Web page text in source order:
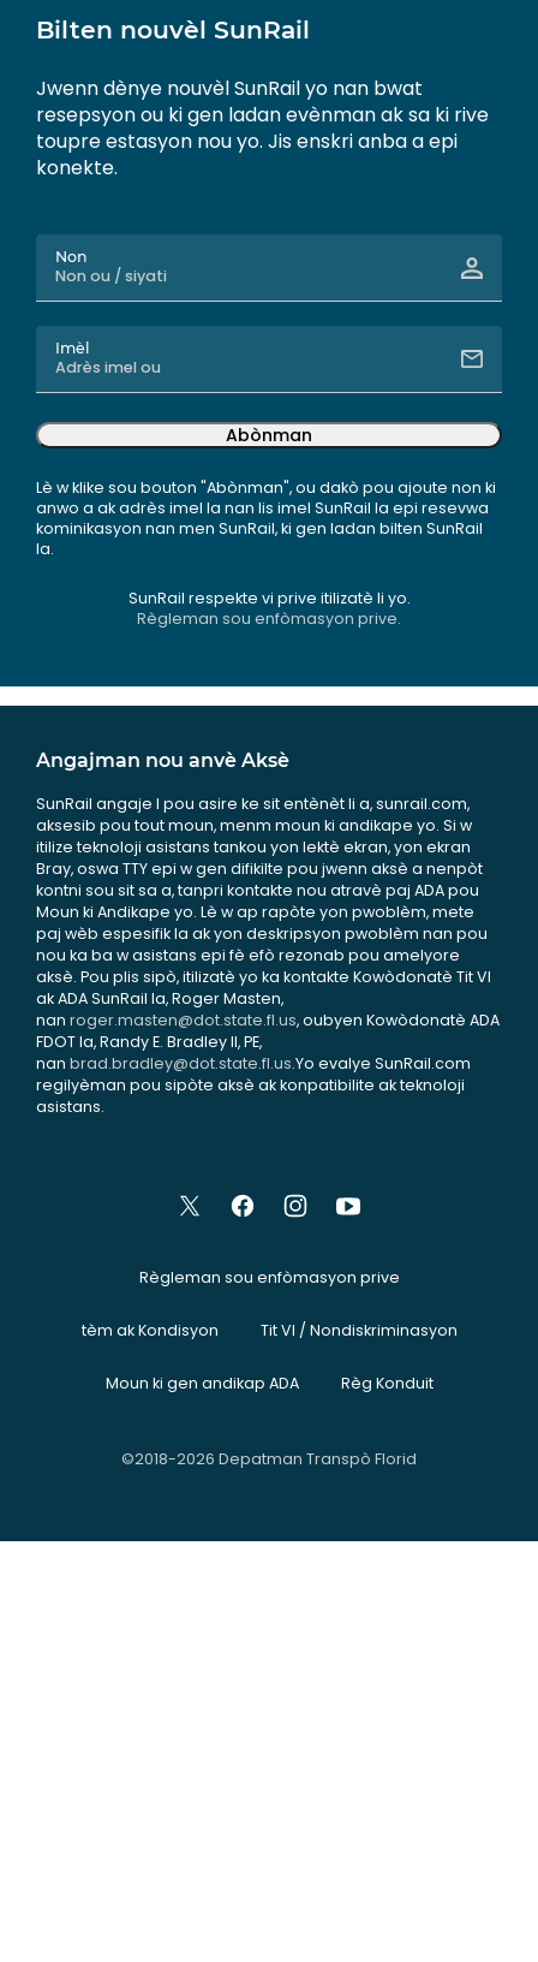
Bilten nouvèl SunRail
Jwenn dènye nouvèl SunRail yo nan bwat
resepsyon ou ki gen ladan evènman ak sa ki rive
toupre estasyon nou yo. Jis enskri anba a epi
konekte.
Non
Imèl
Abònman
Lè w klike sou bouton "Abònman", ou dakò pou ajoute non ki
anwo a ak adrès imel la nan lis imel SunRail la epi resevwa
kominikasyon nan men SunRail, ki gen ladan bilten SunRail
la.
SunRail respekte vi prive itilizatè li yo.
Règleman sou enfòmasyon prive.
Angajman nou anvè Aksè
SunRail angaje l pou asire ke sit entènèt li a, sunrail.com,
aksesib pou tout moun, menm moun ki andikape yo. Si w
itilize teknoloji asistans tankou yon lektè ekran, yon ekran
Bray, oswa TTY epi w gen difikilte pou jwenn aksè a nenpòt
kontni sou sit sa a, tanpri kontakte nou atravè paj ADA pou
Moun ki Andikape yo. Lè w ap rapòte yon pwoblèm, mete
paj wèb espesifik la ak yon deskripsyon pwoblèm nan pou
nou ka ba w asistans epi fè efò rezonab pou amelyore
aksè. Pou plis sipò, itilizatè yo ka kontakte Kowòdonatè Tit VI
ak ADA SunRail la, Roger Masten,
nan roger.masten@dot.state.fl.us, oubyen Kowòdonatè ADA
FDOT la, Randy E. Bradley II, PE,
nan brad.bradley@dot.state.fl.us.Yo evalye SunRail.com
regilyèman pou sipòte aksè ak konpatibilite ak teknoloji
asistans.
Règleman sou enfòmasyon prive
tèm ak Kondisyon Tit VI / Nondiskriminasyon
Moun ki gen andikap ADA Règ Konduit
©2018-2026 Depatman Transpò Florid